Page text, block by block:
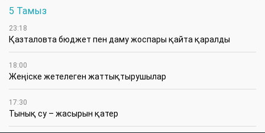
5 Тамыз
23:18
Қазталовта бюджет пен даму жоспары қайта қаралды
18:00
Жеңіске жетелеген жаттықтырушылар
17:30
Тынық су – жасырын қатер